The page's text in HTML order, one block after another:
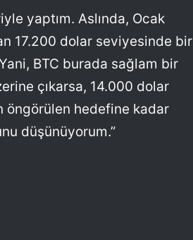
yaptım. Aslında, Ocak
17.200 dolar seviyesinde bir
BTC burada sağlam bir
çıkarsa, 14.000 dolar
öngörülen hedefine kadar
düşünüyorum.”